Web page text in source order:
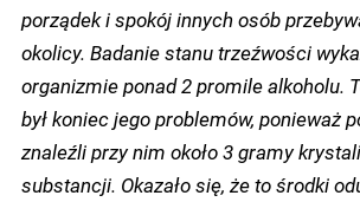
porządek i spokój innych osób
okolicy. Badanie stanu trzeźwości
organizmie ponad 2 promile alkoholu.
był koniec jego problemów, ponieważ
znaleźli przy nim około 3 gramy
substancji. Okazało się, że to środki